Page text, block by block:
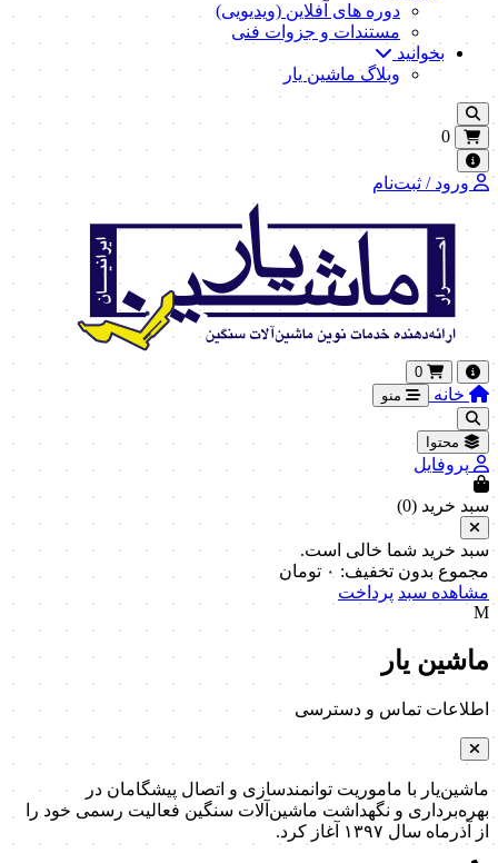
دوره های آفلاین (ویدیویی)
مستندات و جزوات فنی
بخوانید
وبلاگ ماشین یار
0
ورود / ثبت‌نام
0
خانه منو
محتوا
پروفایل
سبد خرید (0
)
سبد خرید شما خالی است.
مجموع بدون تخفیف: ۰ تومان
مشاهده سبد پرداخت
M
ماشین یار
اطلاعات تماس و دسترسی
ماشین‌یار با ماموریت توانمندسازی و اتصال پیشگامان در
بهره‌برداری و نگهداشت ماشین‌آلات سنگین فعالیت رسمی خود را
از آذرماه سال ۱۳۹۷ آغاز کرد.